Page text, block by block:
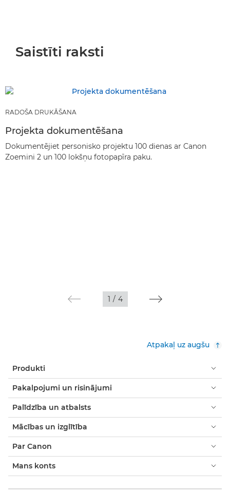
Saistīti raksti
RADOŠA DRUKĀŠANA
Projekta dokumentēšana
Dokumentējiet personisko projektu 100 dienas ar Canon
Zoemini 2 un 100 lokšņu fotopapīra paku.
1 / 4
Atpakaļ uz augšu
Produkti
Pakalpojumi un risinājumi
Palīdzība un atbalsts
Mācības un izglītība
Par Canon
Mans konts